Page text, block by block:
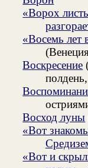
«Ворох
«Восемь лет
Воскресение
Восход луны
«Вот
«Вот и